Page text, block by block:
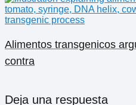
Alimentos transgenicos
contra
Deja una respuesta